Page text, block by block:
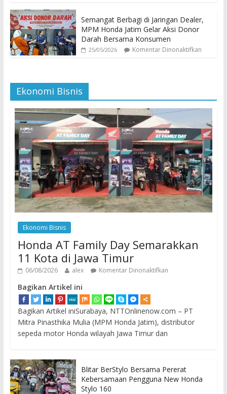
Semangat Berbagi di Jaringan Dealer,
MPM Honda Jatim Gelar Aksi Donor
Darah Bersama Konsumen
25/05/2026 Komentar Dinonaktifkan
Ekonomi Bisnis
Ekonomi Bisnis
Honda AT Family Day Semarakkan
11 Kota di Jawa Timur
06/08/2026 alex Komentar Dinonaktifkan
Bagikan Artikel ini
Bagikan Artikel iniSurabaya, NTTOnlinenow.com – PT
Mitra Pinasthika Mulia (MPM Honda Jatim), distributor
sepeda motor Honda wilayah Jawa Timur dan
Blitar BerStylo Bersama Pererat
Kebersamaan Pengguna New Honda
Stylo 160